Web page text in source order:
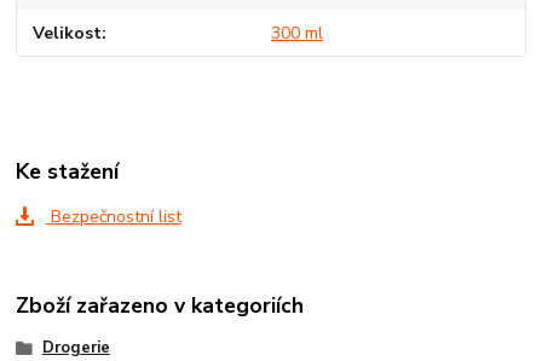
Velikost 300 ml
Ke stažení
Bezpečnostní list
Zboží zařazeno v kategoriích
Drogerie